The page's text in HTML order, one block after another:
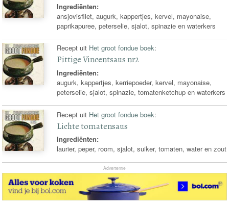
Ingrediënten:
ansjovisfilet, augurk, kappertjes, kervel, mayonaise,
paprikapuree, peterselie, sjalot, spinazie en waterkers
Recept uit Het groot fondue boek:
Pittige Vincentsaus nr2
Ingrediënten:
augurk, kappertjes, kerriepoeder, kervel, mayonaise,
peterselie, sjalot, spinazie, tomatenketchup en waterkers
Recept uit Het groot fondue boek:
Lichte tomatensaus
Ingrediënten:
laurier, peper, room, sjalot, suiker, tomaten, water en zout
Advertentie